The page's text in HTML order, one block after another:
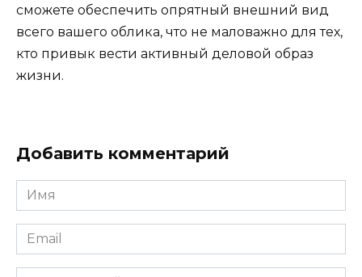
сможете обеспечить опрятный внешний вид
всего вашего облика, что не маловажно для тех,
кто привык вести активный деловой образ
жизни.
Добавить комментарий
Имя
*
Email
*